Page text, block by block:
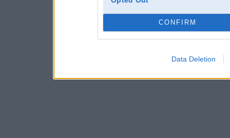
CONFIRM
Data Deletion